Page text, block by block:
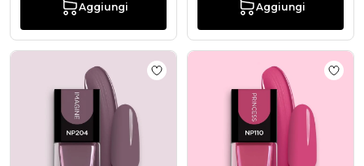
Aggiungi Aggiungi
Aggiungi alla wishlist Smalto